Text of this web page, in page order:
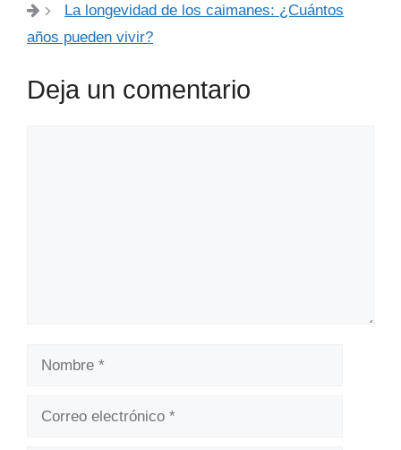
La longevidad de los caimanes: ¿Cuántos
años pueden vivir?
Deja un comentario
Nombre
Correo